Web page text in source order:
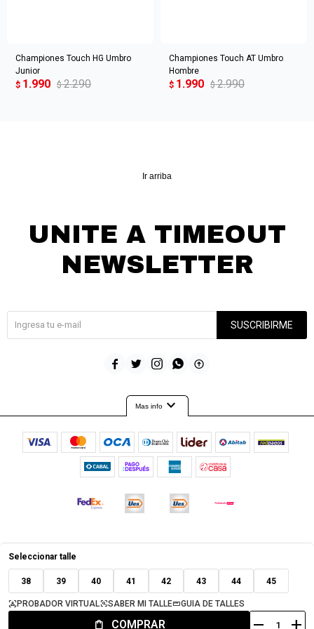
Seleccionar talle
38 39 40 41 42 43 44 45
PROBADOR VIRTUAL SABER MI TALLE GUIA DE TALLES
COMPRAR remove add
Championes Touch HG Umbro
Junior
$ 1.990 $ 2.290
Championes Touch AT Umbro
Hombre
$ 1.990 $ 2.990
Ir arriba
UNITE A TIMEOUT
NEWSLETTER
SUSCRIBIRME
    
Mas infoexpand_more
© Copyright 2026 / Timeout